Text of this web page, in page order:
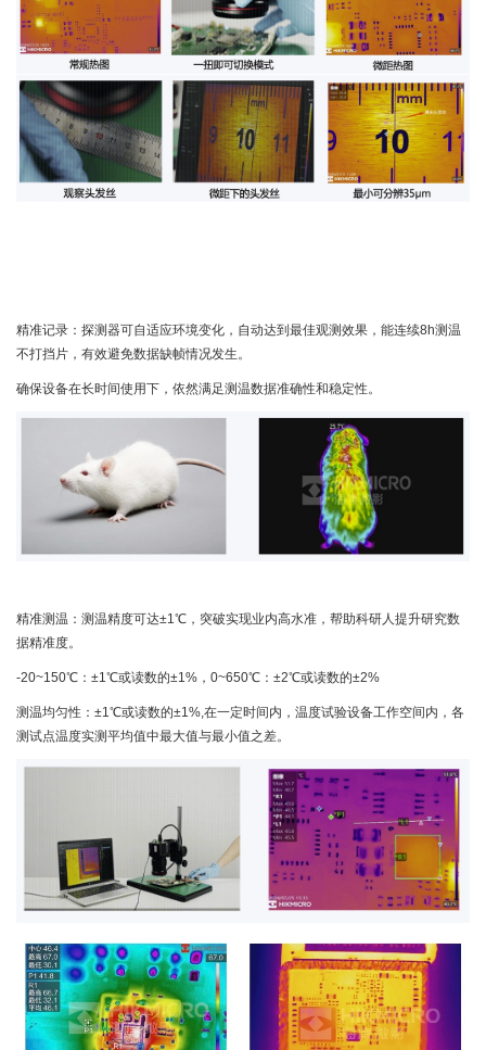
精准记录：探测器可自适应环境变化，自动达到最佳观测效果，能连续8h测温
不打挡片，有效避免数据缺帧情况发生。
确保设备在长时间使用下，依然满足测温数据准确性和稳定性。
精准测温：测温精度可达±1℃，突破实现业内高水准，帮助科研人提升研究数
据精准度。
-20~150℃：±1℃或读数的±1%，0~650℃：±2℃或读数的±2%
测温均匀性：±1℃或读数的±1%,在一定时间内，温度试验设备工作空间内，各
测试点温度实测平均值中最大值与最小值之差。